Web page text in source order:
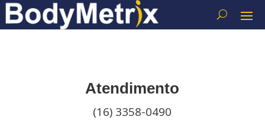
Atendimento
(16) 3358-0490